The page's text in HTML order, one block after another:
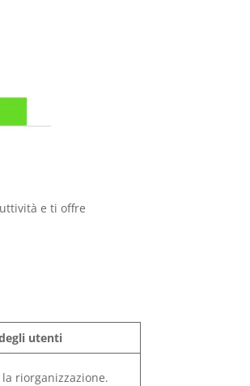
e ti offre
utenti
riorganizzazione.